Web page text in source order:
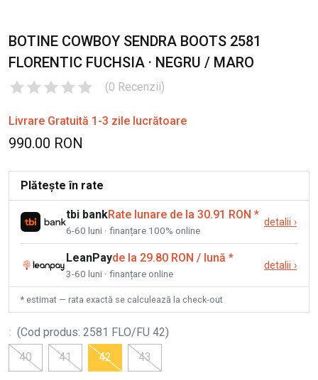
BOTINE COWBOY SENDRA BOOTS 2581
FLORENTIC FUCHSIA · NEGRU / MARO
(0 Recenzii)
Livrare Gratuită 1-3 zile lucrătoare
990.00 RON
Plătește în rate
tbi bankRate lunare de la 30.91 RON *
6-60 luni · finanțare 100% online
detalii ›
LeanPayde la 29.80 RON / lună *
3-60 luni · finanțare online
detalii ›
* estimat — rata exactă se calculează la check-out
: (Cod produs: 2581 FLO/FU 42)
40
41 42 43